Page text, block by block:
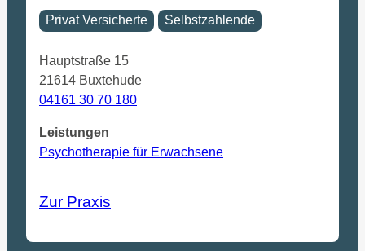
Privat Versicherte Selbstzahlende
Hauptstraße 15
21614 Buxtehude
04161 30 70 180
Leistungen
Psychotherapie für Erwachsene
Zur Praxis